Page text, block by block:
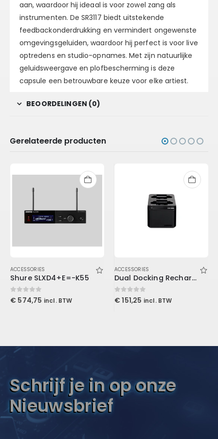
aan, waardoor hij ideaal is voor zowel zang als
instrumenten. De SR3117 biedt uitstekende
feedbackonderdrukking en vermindert ongewenste
omgevingsgeluiden, waardoor hij perfect is voor live
optredens en studio-opnames. Met zijn natuurlijke
geluidsweergave en plofbescherming is deze
capsule een betrouwbare keuze voor elke artiest.
BEOORDELINGEN (0)
Gerelateerde producten
ACCESSORIES
Shure SLXD4+E=-K55
0out of 5
€ 574,75 incl. BTW
ACCESSORIES
Dual Docking Recharging Station for 2 SB903 Li-Ion Batteries and/or SLXD1/SLXD2
0out of 5
€ 151,25 incl. BTW
Schrijf je in op onze
Nieuwsbrief